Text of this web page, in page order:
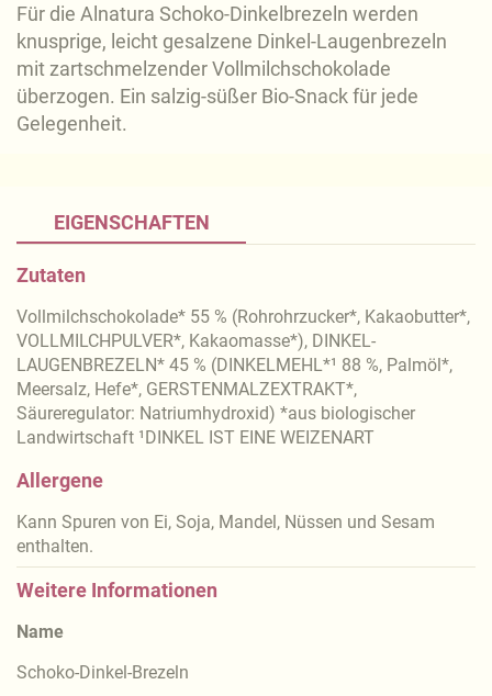
Für die Alnatura Schoko-Dinkelbrezeln werden
knusprige, leicht gesalzene Dinkel-Laugenbrezeln
mit zartschmelzender Vollmilchschokolade
überzogen. Ein salzig-süßer Bio-Snack für jede
Gelegenheit.
EIGENSCHAFTEN
Zutaten
Vollmilchschokolade* 55 % (Rohrohrzucker*, Kakaobutter*,
VOLLMILCHPULVER*, Kakaomasse*), DINKEL-
LAUGENBREZELN* 45 % (DINKELMEHL*¹ 88 %, Palmöl*,
Meersalz, Hefe*, GERSTENMALZEXTRAKT*,
Säureregulator: Natriumhydroxid) *aus biologischer
Landwirtschaft ¹DINKEL IST EINE WEIZENART
Allergene
Kann Spuren von Ei, Soja, Mandel, Nüssen und Sesam
enthalten.
Weitere Informationen
Name
Schoko-Dinkel-Brezeln